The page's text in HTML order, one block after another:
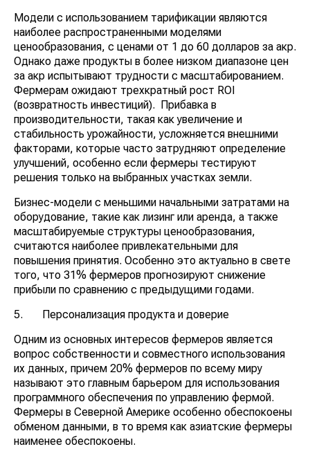
Модели с использованием тарификации являются
наиболее распространенными моделями
ценообразования, с ценами от 1 до 60 долларов за акр.
Однако даже продукты в более низком диапазоне цен
за акр испытывают трудности с масштабированием.
Фермерам ожидают трехкратный рост ROI
(возвратность инвестиций). Прибавка в
производительности, такая как увеличение и
стабильность урожайности, усложняется внешними
факторами, которые часто затрудняют определение
улучшений, особенно если фермеры тестируют
решения только на выбранных участках земли.
Бизнес-модели с меньшими начальными затратами на
оборудование, такие как лизинг или аренда, а также
масштабируемые структуры ценообразования,
считаются наиболее привлекательными для
повышения принятия. Особенно это актуально в свете
того, что 31% фермеров прогнозируют снижение
прибыли по сравнению с предыдущими годами.
5. Персонализация продукта и доверие
Одним из основных интересов фермеров является
вопрос собственности и совместного использования
их данных, причем 20% фермеров по всему миру
называют это главным барьером для использования
программного обеспечения по управлению фермой.
Фермеры в Северной Америке особенно обеспокоены
обменом данными, в то время как азиатские фермеры
наименее обеспокоены.